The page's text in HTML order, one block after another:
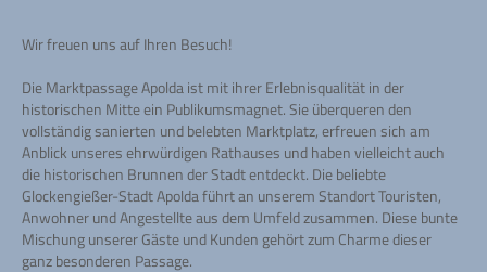
Wir freuen uns auf Ihren Besuch!
Die Marktpassage Apolda ist mit ihrer Erlebnisqualität in der
historischen Mitte ein Publikumsmagnet. Sie überqueren den
vollständig sanierten und belebten Marktplatz, erfreuen sich am
Anblick unseres ehrwürdigen Rathauses und haben vielleicht auch
die historischen Brunnen der Stadt entdeckt. Die beliebte
Glockengießer-Stadt Apolda führt an unserem Standort Touristen,
Anwohner und Angestellte aus dem Umfeld zusammen. Diese bunte
Mischung unserer Gäste und Kunden gehört zum Charme dieser
ganz besonderen Passage.